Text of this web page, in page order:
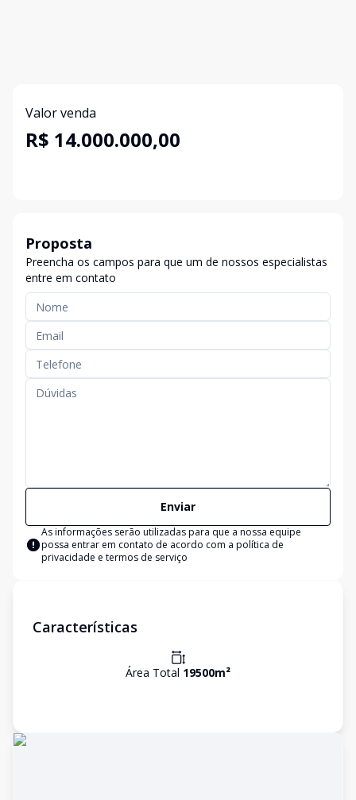
Valor venda
R$ 14.000.000,00
Proposta
Preencha os campos para que um de nossos especialistas
entre em contato
Enviar
As informações serão utilizadas para que a nossa equipe
possa entrar em contato de acordo com a política de
privacidade e termos de serviço
Características
Área Total 19500m²